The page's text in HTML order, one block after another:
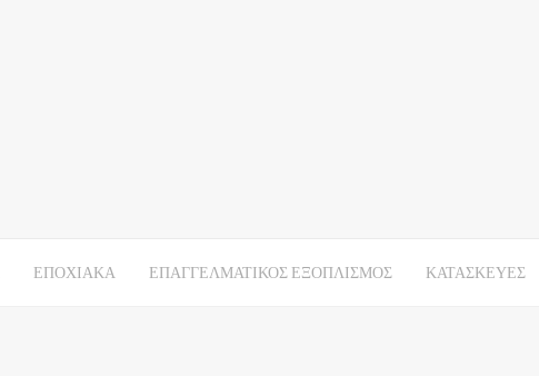
ΕΠΟΧΙΑΚΑ ΕΠΑΓΓΕΛΜΑΤΙΚΟΣ ΕΞΟΠΛΙΣΜΟΣ ΚΑΤΑΣΚΕΥΕΣ